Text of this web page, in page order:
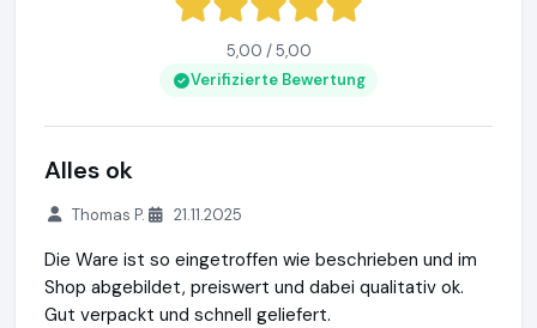
5,00 / 5,00
Verifizierte Bewertung
Alles ok
Thomas P. 21.11.2025
Die Ware ist so eingetroffen wie beschrieben und im
Shop abgebildet, preiswert und dabei qualitativ ok.
Gut verpackt und schnell geliefert.